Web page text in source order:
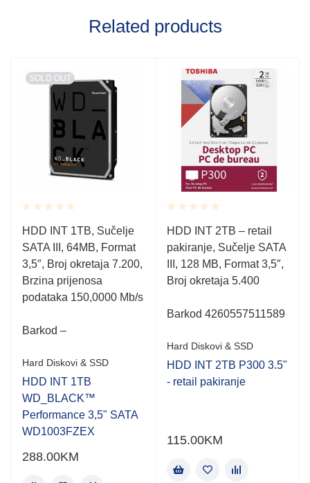
Related products
SOLD OUT
Rated
0.001
out
of
5
HDD INT 1TB, Sučelje
SATA III, 64MB, Format
3,5″, Broj okretaja 7.200,
Brzina prijenosa
podataka 150,0000 Mb/s
Barkod –
Hard Diskovi & SSD
HDD INT 1TB
WD_BLACK™
Performance 3,5" SATA
WD1003FZEX
288.00KM
Rated
0.001
out
of
5
HDD INT 2TB – retail
pakiranje, Sučelje SATA
III, 128 MB, Format 3,5″,
Broj okretaja 5.400
Barkod 4260557511589
Hard Diskovi & SSD
HDD INT 2TB P300 3.5"
- retail pakiranje
115.00KM